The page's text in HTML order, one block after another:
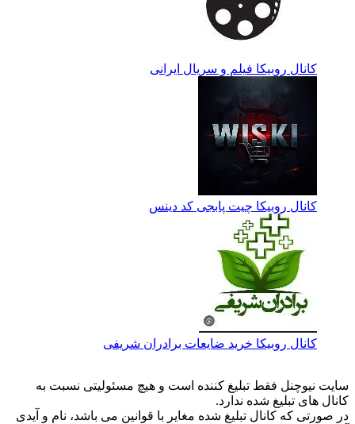
کانال روبیکا فیلم و سریال ایرانی
کانال روبیکا چیت پابجی کد دینس
کانال روبیکا خرید ضایعات برادران شریفی
نیوچنل فقط تبلیغ کننده است و هیچ مسئولیتی نسبت به
های تبلیغ شده ندارد.
که کانال تبلیغ شده مغایر با قوانین می باشد، نام و آیدی